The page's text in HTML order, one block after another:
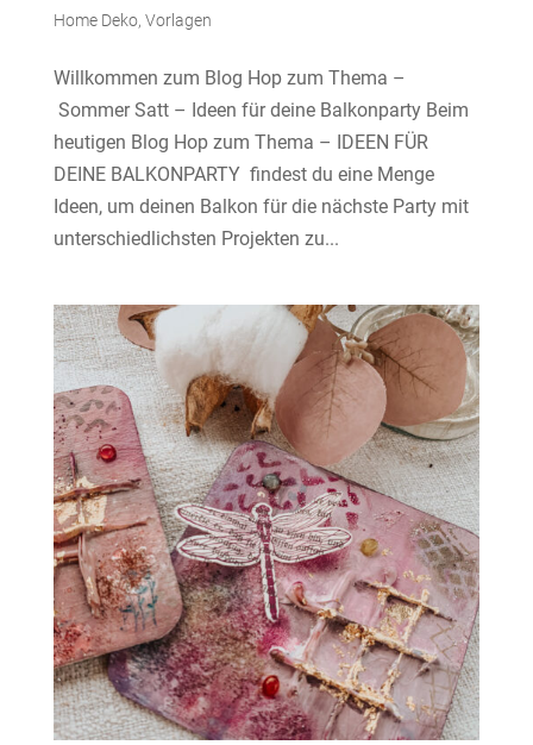
Home Deko, Vorlagen
Willkommen zum Blog Hop zum Thema –
Sommer Satt – Ideen für deine Balkonparty Beim
heutigen Blog Hop zum Thema – IDEEN FÜR
DEINE BALKONPARTY findest du eine Menge
Ideen, um deinen Balkon für die nächste Party mit
unterschiedlichsten Projekten zu...